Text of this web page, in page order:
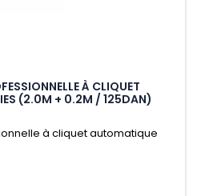
À CLIQUET
(2.0M + 0.2M / 125DAN)
à cliquet automatique
en J en 2 parties (2.0M +
d'utilisation. Permet